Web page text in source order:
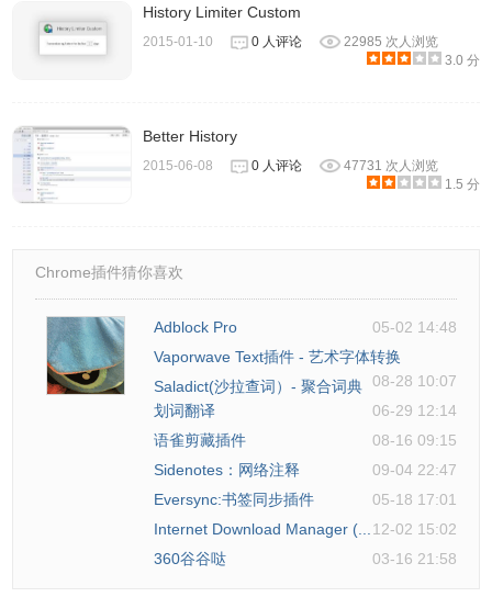
History Limiter Custom
2015-01-10 0 人评论
22985 次人浏览
3.0 分
Better History
2015-06-08 0 人评论
47731 次人浏览
1.5 分
Chrome插件猜你喜欢
Adblock Pro
05-02 14:48
Vaporwave Text插件 - 艺术字体转换
08-28 10:07
Saladict(沙拉查词）- 聚合词典
划词翻译
06-29 12:14
语雀剪藏插件
08-16 09:15
Sidenotes：网络注释
09-04 22:47
Eversync:书签同步插件
05-18 17:01
Internet Download Manager (...
12-02 15:02
360谷谷哒
03-16 21:58